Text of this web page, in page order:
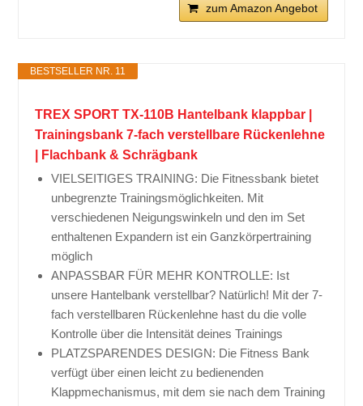
zum Amazon Angebot
BESTSELLER NR. 11
TREX SPORT TX-110B Hantelbank klappbar |
Trainingsbank 7-fach verstellbare Rückenlehne
| Flachbank & Schrägbank
VIELSEITIGES TRAINING: Die Fitnessbank bietet
unbegrenzte Trainingsmöglichkeiten. Mit
verschiedenen Neigungswinkeln und den im Set
enthaltenen Expandern ist ein Ganzkörpertraining
möglich
ANPASSBAR FÜR MEHR KONTROLLE: Ist
unsere Hantelbank verstellbar? Natürlich! Mit der 7-
fach verstellbaren Rückenlehne hast du die volle
Kontrolle über die Intensität deines Trainings
PLATZSPARENDES DESIGN: Die Fitness Bank
verfügt über einen leicht zu bedienenden
Klappmechanismus, mit dem sie nach dem Training